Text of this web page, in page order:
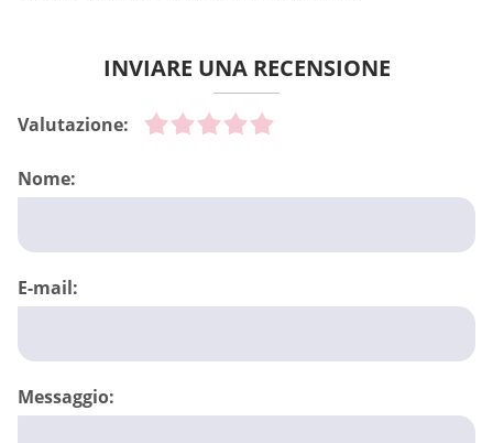
INVIARE UNA RECENSIONE
Valutazione:
Nome:
E-mail:
Messaggio: